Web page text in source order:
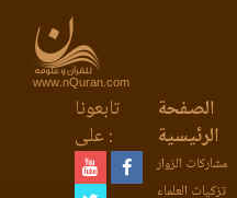
www.nQuran.com
الصفحة
الرئيسية
مشاركات الزوار
تزكيات العلماء
تابعونا
على :